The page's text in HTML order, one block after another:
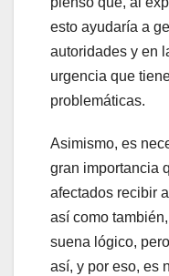
esto ayudaría a
autoridades y en
urgencia que
problemáticas.
Asimismo, es
gran importancia
afectados recibir
así como
suena lógico,
así, y por eso, es